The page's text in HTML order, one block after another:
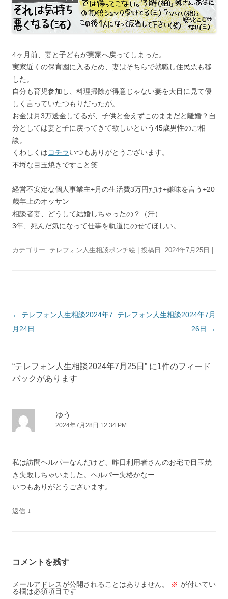
4ヶ月前、妻と子どもが実家へ戻ってしまった。
実家近くの保育園に入るため、妻はそちらで就職し住民票も移
した。
自分も育児参加し、料理掃除が得意じゃない妻を大目に見て優
しく言っていたつもりだったが。
お金は月3万送金してるが、子供と会えずこのままだと離婚？自
分としては妻と子に戻ってきて欲しいという45歳男性のご相
談。
くわしくはコチラいつもありがとうございます。
不埒な目玉焼きですこと笑
経営不安定な個人事業主+月の生活費3万円だけ+嫌味を言う+20
歳年上のオッサン
相談者妻、どうして結婚しちゃったの？（汗）
3年、死んだ気になって仕事を軌道にのせてほしい。
カテゴリー: テレフォン人生相談ポンチ絵 | 投稿日: 2024年7月25日
投
稿
ゲ
ン
← テレフォン人生相談2024年7
月24日
テレフォン人生相談2024年7月
26日 →
“テレフォン人生相談2024年7月25日 ” に1件のフィード
バックがあります
ゆう
2024年7月28日 12:34 PM
私は訪問ヘルパーなんだけど、昨日利用者さんのお宅で目玉焼
き失敗しちゃいました。ヘルパー失格かなー
いつもありがとうございます。
返信 ↓
コメントを残す
メールアドレスが公開されることはありません。 ※ が付いてい
る欄は必須項目です